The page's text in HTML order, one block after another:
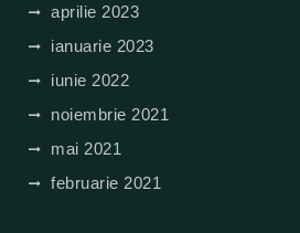
aprilie 2023
ianuarie 2023
iunie 2022
noiembrie 2021
mai 2021
februarie 2021